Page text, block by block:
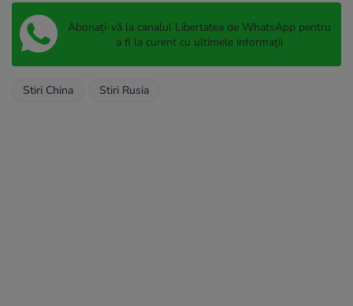
Abonați-vă la canalul Libertatea de WhatsApp pentru
a fi la curent cu ultimele informații
Stiri China Stiri Rusia